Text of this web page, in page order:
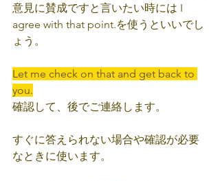
意見に賛成ですと言いたい時には I
agree with that point.を使うといいでし
ょう。
Let me check on that and get back to
you.
確認して、後でご連絡します。
すぐに答えられない場合や確認が必要
なときに使います。